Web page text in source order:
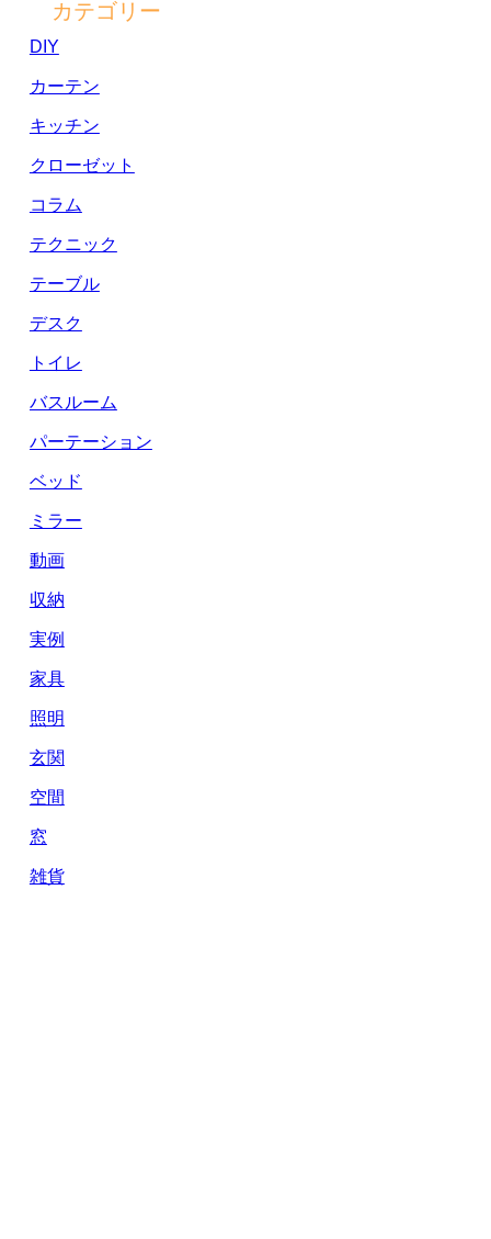
カテゴリー
DIY
カーテン
キッチン
クローゼット
コラム
テクニック
テーブル
デスク
トイレ
バスルーム
パーテーション
ベッド
ミラー
動画
収納
実例
家具
照明
玄関
空間
窓
雑貨